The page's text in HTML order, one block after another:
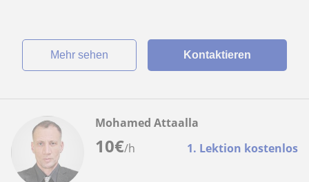
Mehr sehen Kontaktieren
10€/h 1. Lektion kostenlos
Mohamed Attaalla